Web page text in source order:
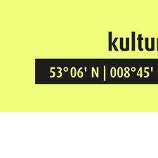
Kultur Vor Ort
BREMEN GRÖPELINGEN